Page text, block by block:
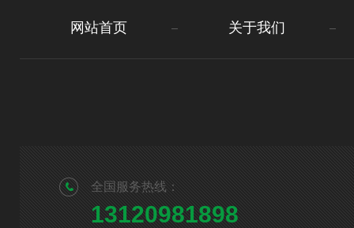
网站首页 关于我们
全国服务热线：
13120981898